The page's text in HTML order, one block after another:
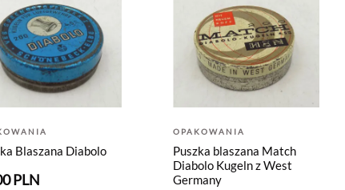
Blaszana Diabolo
PLN
OPAKOWANIA
Puszka blaszana Match
Diabolo Kugeln z West
Germany